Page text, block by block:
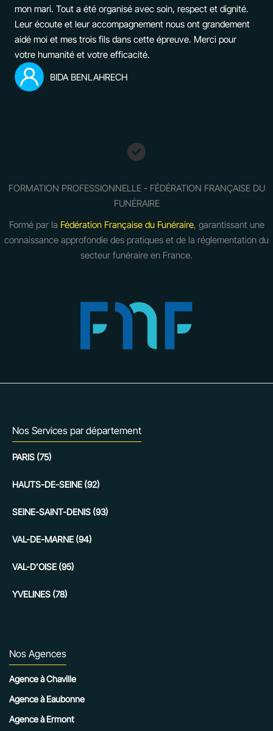
mon mari. Tout a été organisé avec soin, respect et dignité.
Leur écoute et leur accompagnement nous ont grandement
aidé moi et mes trois fils dans cette épreuve. Merci pour
votre humanité et votre efficacité.
BIDA BENLAHRECH
FORMATION PROFESSIONNELLE - FÉDÉRATION FRANÇAISE DU
FUNÉRAIRE
Formé par la Fédération Française du Funéraire, garantissant une
connaissance approfondie des pratiques et de la réglementation du
secteur funéraire en France.
Nos Services par département
PARIS (75)
HAUTS-DE-SEINE (92)
SEINE-SAINT-DENIS (93)
VAL-DE-MARNE (94)
VAL-D’OISE (95)
YVELINES (78)
Nos Agences
Agence à Chaville
Agence à Eaubonne
Agence à Ermont